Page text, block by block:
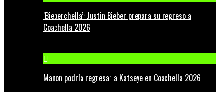
‘Bieberchella’: Justin Bieber prepara su regreso a
Coachella 2026
Manon podría regresar a Katseye en Coachella 2026